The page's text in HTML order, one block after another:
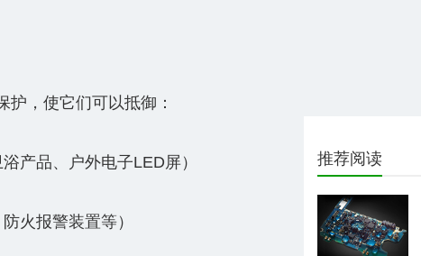
，使它们可以抵御：
产品、户外电子LED屏）
火报警装置等）
推荐阅读